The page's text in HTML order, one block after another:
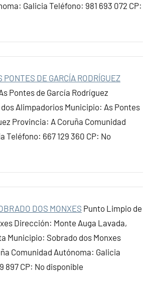
Galicia Teléfono: 981 693 072 CP:
PONTES DE GARCÍA RODRÍGUEZ
Pontes de García Rodríguez
Alimpadorios Municipio: As Pontes
Provincia: A Coruña Comunidad
Teléfono: 667 129 360 CP: No
DOS MONXES Punto Limpio de
Dirección: Monte Auga Lavada,
Municipio: Sobrado dos Monxes
Comunidad Autónoma: Galicia
897 CP: No disponible